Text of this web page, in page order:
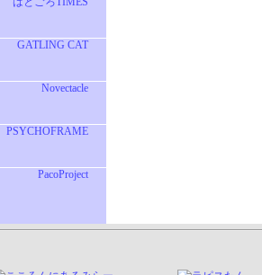
GATLING CAT
Novectacle
PSYCHOFRAME
PacoProject